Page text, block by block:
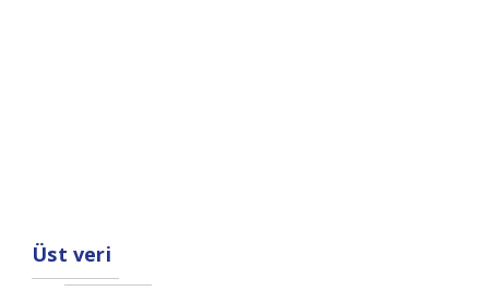
Üst veri